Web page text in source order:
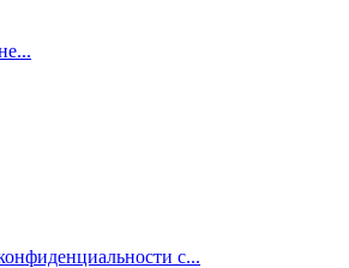
с...